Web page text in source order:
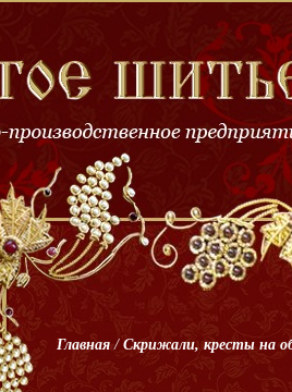
Главная / Скрижали, кресты на